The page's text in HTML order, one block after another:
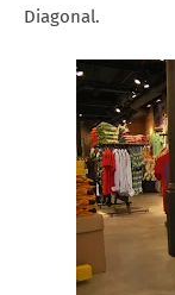
Diagonal.